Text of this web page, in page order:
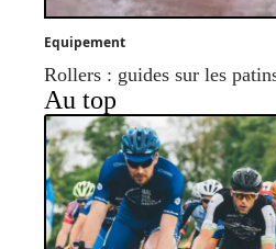
Equipement
Rollers : guides sur les
Au top